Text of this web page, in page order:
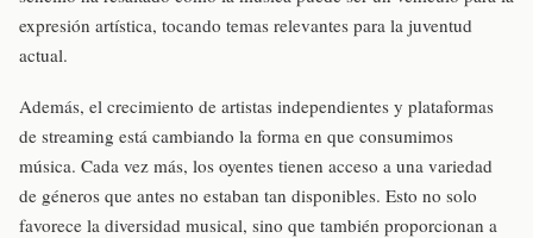
expresión artística, tocando temas relevantes para la juventud
actual.
Además, el crecimiento de artistas independientes y plataformas
de streaming está cambiando la forma en que consumimos
música. Cada vez más, los oyentes tienen acceso a una variedad
de géneros que antes no estaban tan disponibles. Esto no solo
favorece la diversidad musical, sino que también proporcionan a